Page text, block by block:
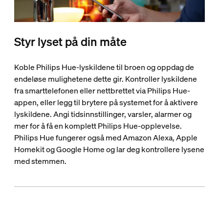
Styr lyset på din måte
Koble Philips Hue-lyskildene til broen og oppdag de
endeløse mulighetene dette gir. Kontroller lyskildene
fra smarttelefonen eller nettbrettet via Philips Hue-
appen, eller legg til brytere på systemet for å aktivere
lyskildene. Angi tidsinnstillinger, varsler, alarmer og
mer for å få en komplett Philips Hue-opplevelse.
Philips Hue fungerer også med Amazon Alexa, Apple
Homekit og Google Home og lar deg kontrollere lysene
med stemmen.